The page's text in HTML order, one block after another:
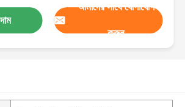
আমাদের সাথে যোগাযোগ
করুন